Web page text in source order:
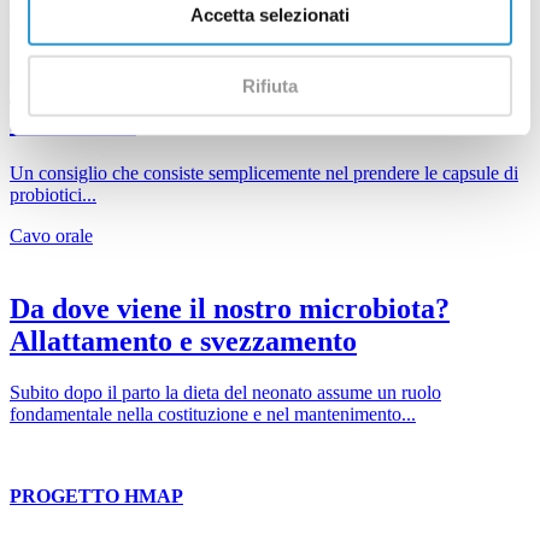
Accetta selezionati
Rifiuta
Preservare l’equilibrio del microbiota
sulle mani
Un consiglio che consiste semplicemente nel prendere le capsule di
probiotici...
Cavo orale
Da dove viene il nostro microbiota?
Allattamento e svezzamento
Subito dopo il parto la dieta del neonato assume un ruolo
fondamentale nella costituzione e nel mantenimento...
PROGETTO HMAP